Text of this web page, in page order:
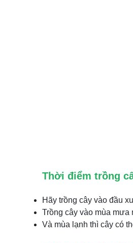
Thời điểm trồng
Hãy trồng cây vào đầu
Trồng cây vào mùa
Và mùa lạnh thì cây có